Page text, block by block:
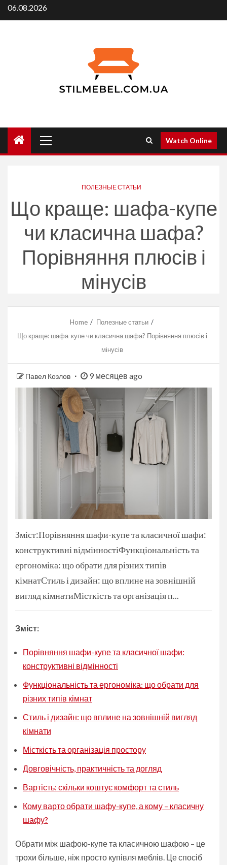
Skip
to
06.08.2026
Menu
Watch Online
ПОЛЕЗНЫЕ СТАТЬИ
Що краще: шафа-купе
чи класична шафа?
Порівняння плюсів і
мінусів
Home
Полезные статьи
Що краще: шафа-купе чи класична шафа? Порівняння плюсів і
мінусів
Павел Козлов 9 месяцев ago
Зміст:Порівняння шафи-купе та класичної шафи:
конструктивні відмінностіФункціональність та
ергономіка: що обрати для різних типів
кімнатСтиль і дизайн: що вплине на зовнішній
вигляд кімнатиМісткість та організація п...
Зміст:
Порівняння шафи-купе та класичної шафи:
конструктивні відмінності
Функціональність та ергономіка: що обрати для
різних типів кімнат
Стиль і дизайн: що вплине на зовнішній вигляд
кімнати
Місткість та організація простору
Довговічність, практичність та догляд
Вартість: скільки коштує комфорт та стиль
Кому варто обрати шафу-купе, а кому – класичну
шафу?
Обрати між шафою-купе та класичною шафою – це
трохи більше, ніж просто купівля меблів. Це спосіб